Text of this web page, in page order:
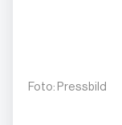
Foto: Pressbild